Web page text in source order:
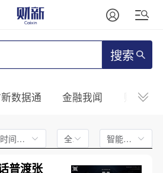
搜索
数据通 金融我闻 财新
时间不限 全文 智能排序
普渡张